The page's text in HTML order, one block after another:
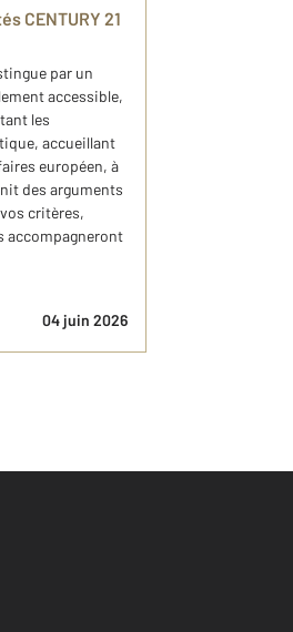
CENTURY 21
par un
accessible,
les
accueillant
européen, à
des arguments
critères,
accompagneront
04 juin 2026